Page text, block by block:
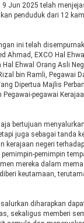
9 Jun 2025 telah
penduduk dari 12
ini telah
Ahmad, EXCO Hal
Hal Ehwal Orang Asli
bin Ramli, Pegawai
Dipertua Majlis
Pegawai-pegawai
bertujuan
juga sebagai tanda
kerajaan negeri
pemimpin-pemimpin
mereka dalam
keutamaan,
diharapkan
sekaligus memberi